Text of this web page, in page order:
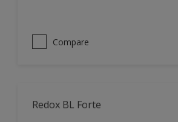
Compare
Redox BL Forte